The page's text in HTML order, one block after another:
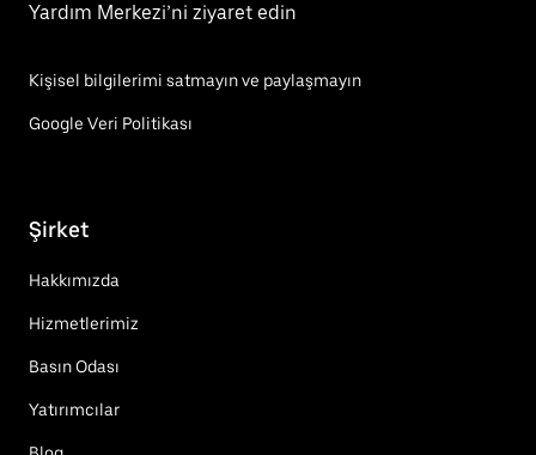
Yardım Merkezi’ni ziyaret edin
Kişisel bilgilerimi satmayın ve paylaşmayın
Google Veri Politikası
Şirket
Hakkımızda
Hizmetlerimiz
Basın Odası
Yatırımcılar